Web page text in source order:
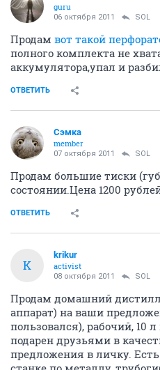
guru
06 октября 2011 SOL
Продам вот такой
полного комплекта не
аккумулятора,упал и
ОТВЕТИТЬ
Сэмка
member
07 октября 2011 SOL
Продам большие тиски
состоянии.Цена 1200
ОТВЕТИТЬ
K
krikur
activist
08 октября 2011 SOL
Продам домашний
аппарат) на ваши
пользовался), рабочий, 10
подарен друзьями в
предложения в личку.